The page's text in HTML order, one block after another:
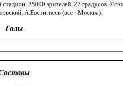
25000 зрителей. 27 градусов.
А.Евстигнеев (все - Москва).
Голы